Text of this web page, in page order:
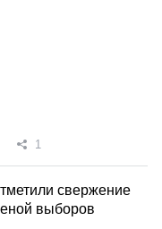
1
свержение
выборов